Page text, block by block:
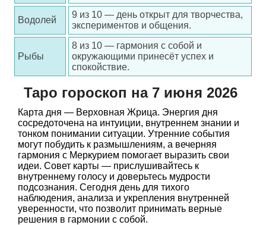
Водолей
9 из 10 — день открыт для творчества,
экспериментов и общения.
Рыбы
8 из 10 — гармония с собой и
окружающими принесёт успех и
спокойствие.
Таро гороскоп на 7 июня 2026
Карта дня — Верховная Жрица. Энергия дня
сосредоточена на интуиции, внутреннем знании и
тонком понимании ситуации. Утренние события
могут побудить к размышлениям, а вечерняя
гармония с Меркурием помогает выразить свои
идеи. Совет карты — прислушивайтесь к
внутреннему голосу и доверьтесь мудрости
подсознания. Сегодня день для тихого
наблюдения, анализа и укрепления внутренней
уверенности, что позволит принимать верные
решения в гармонии с собой.